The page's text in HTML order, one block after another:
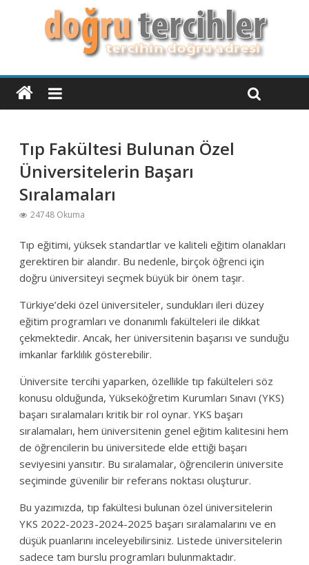
Tıp Fakültesi Bulunan Özel
Üniversitelerin Başarı
Sıralamaları
24748 Okuma
Tıp eğitimi, yüksek standartlar ve kaliteli eğitim olanakları
gerektiren bir alandır. Bu nedenle, birçok öğrenci için
doğru üniversiteyi seçmek büyük bir önem taşır.
Türkiye’deki özel üniversiteler, sundukları ileri düzey
eğitim programları ve donanımlı fakülteleri ile dikkat
çekmektedir. Ancak, her üniversitenin başarısı ve sunduğu
imkanlar farklılık gösterebilir.
Üniversite tercihi yaparken, özellikle tıp fakülteleri söz
konusu olduğunda, Yükseköğretim Kurumları Sınavı (YKS)
başarı sıralamaları kritik bir rol oynar. YKS başarı
sıralamaları, hem üniversitenin genel eğitim kalitesini hem
de öğrencilerin bu üniversitede elde ettiği başarı
seviyesini yansıtır. Bu sıralamalar, öğrencilerin üniversite
seçiminde güvenilir bir referans noktası oluşturur.
Bu yazımızda, tıp fakültesi bulunan özel üniversitelerin
YKS 2022-2023-2024-2025 başarı sıralamalarını ve en
düşük puanlarını inceleyebilirsiniz. Listede üniversitelerin
sadece tam burslu programları bulunmaktadır.